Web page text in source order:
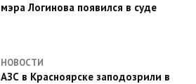
мэра Логинова появился в суде
НОВОСТИ
АЗС в Красноярске заподозрили в